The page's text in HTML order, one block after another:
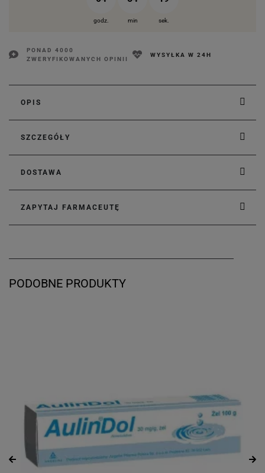
godz. min sek.
PONAD 4000
ZWERYFIKOWANYCH OPINII
WYSYŁKA W 24H
OPIS
SZCZEGÓŁY
DOSTAWA
ZAPYTAJ FARMACEUTĘ
PODOBNE PRODUKTY